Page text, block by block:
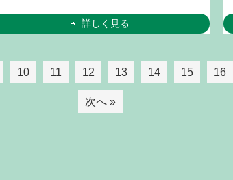
詳しく見る
10 11 12 13 14 15 16
次へ »